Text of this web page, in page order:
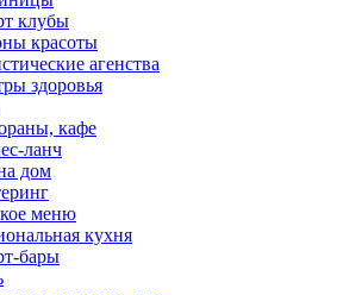
клубы
красоты
агенства
здоровья
кафе
ланч
дом
меню
кухня
бары